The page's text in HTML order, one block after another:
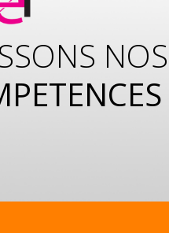
NOS